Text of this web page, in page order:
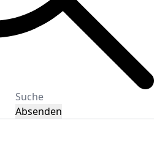
Absenden